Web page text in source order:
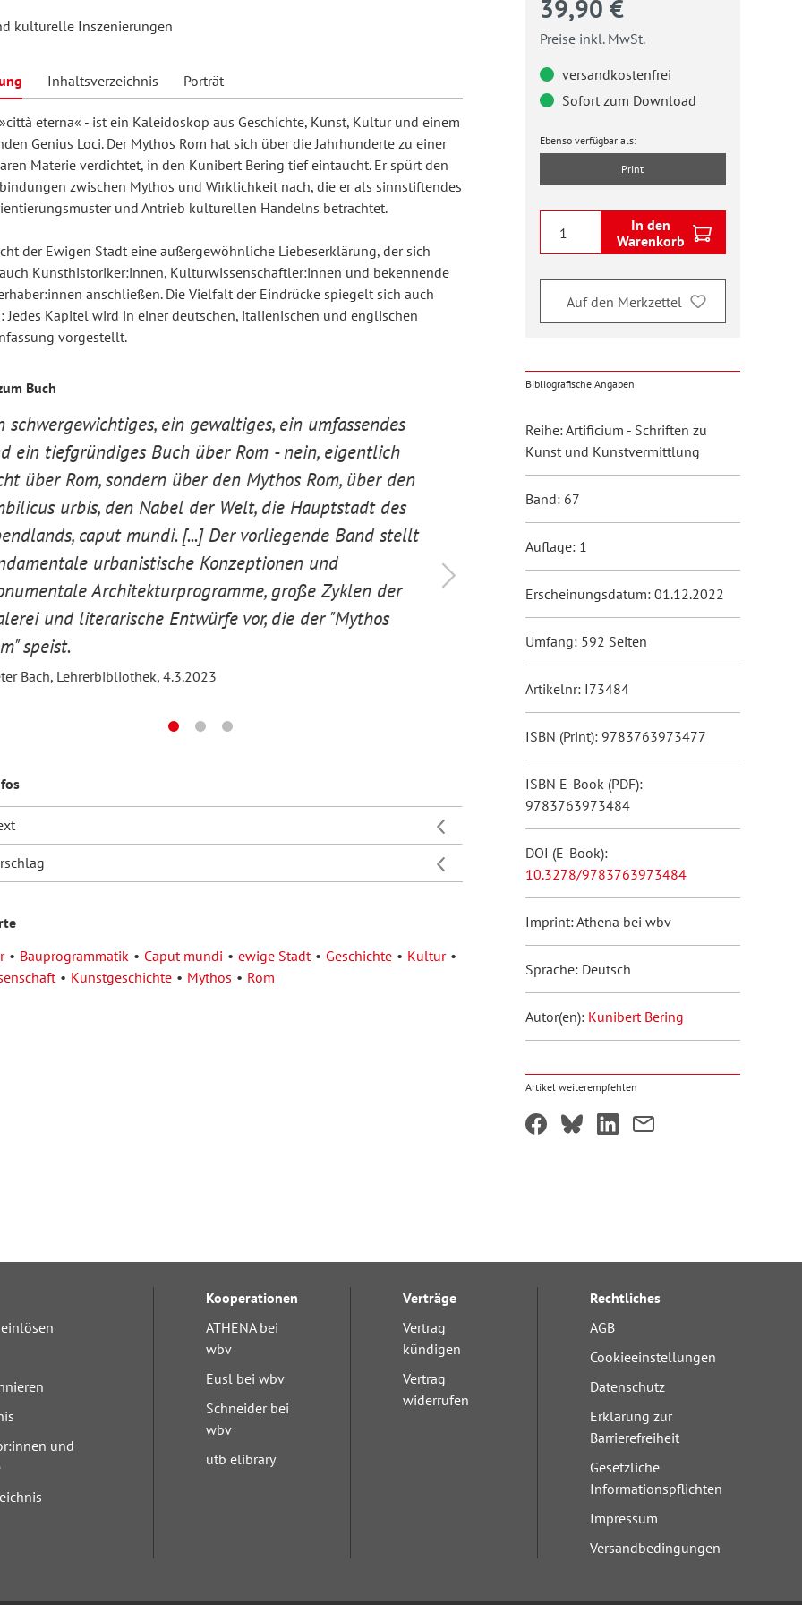
und Unterrichtsforschung
und
Forum
kulturelle Inszenierungen
Inhaltsverzeichnis Porträt
eterna« - ist ein Kaleidoskop aus Geschichte, Kunst, Kultur und einem
Genius Loci. Der Mythos Rom hat sich über die Jahrhunderte zu einer
Materie verdichtet, in den Kunibert Bering tief eintaucht. Er spürt den
zwischen Mythos und Wirklichkeit nach, die er als sinnstiftendes
und Antrieb kulturellen Handelns betrachtet.
der Ewigen Stadt eine außergewöhnliche Liebeserklärung, der sich
Kunsthistoriker:innen, Kulturwissenschaftler:innen und bekennende
anschließen. Die Vielfalt der Eindrücke spiegelt sich auch
Jedes Kapitel wird in einer deutschen, italienischen und englischen
vorgestellt.
Buch
schwergewichtiges, ein gewaltiges, ein umfassendes
ein tiefgründiges Buch über Rom - nein, eigentlich
über Rom, sondern über den Mythos Rom, über den
urbis, den Nabel der Welt, die Hauptstadt des
caput mundi. [...] Der vorliegende Band stellt
urbanistische Konzeptionen und
Architekturprogramme, große Zyklen der
und literarische Entwürfe vor, die der "Mythos
speist.
Bach, Lehrerbibliothek, 4.3.2023
Für Kunstliebhaber,
Historiker bietet die einzigartige
besonders reizvolle, bestimmt neue
Betrachtungserfahrung.
Jochen Vatter, weltbild.de, November 2023
Bauprogrammatik Caput mundi ewige Stadt Geschichte
Kultur
Kunstgeschichte Mythos Rom
39,90 €
Preise inkl. MwSt.
versandkostenfrei
Sofort zum Download
Ebenso verfügbar als:
Print
In den
Warenkorb
Auf den Merkzettel
Bibliografische Angaben
Reihe: Artificium - Schriften zu
Kunst und Kunstvermittlung
Band: 67
Auflage: 1
Erscheinungsdatum: 01.12.2022
Umfang: 592 Seiten
Artikelnr: I73484
ISBN (Print): 9783763973477
ISBN E-Book (PDF):
9783763973484
DOI (E-Book):
10.3278/9783763973484
Imprint: Athena bei wbv
Sprache: Deutsch
Autor(en): Kunibert Bering
Artikel weiterempfehlen
und
Kooperationen
ATHENA bei
wbv
Eusl bei wbv
Schneider bei
wbv
utb elibrary
Verträge
Vertrag
kündigen
Vertrag
widerrufen
Rechtliches
AGB
Cookieeinstellungen
Datenschutz
Erklärung zur
Barrierefreiheit
Gesetzliche
Informationspflichten
Impressum
Versandbedingungen